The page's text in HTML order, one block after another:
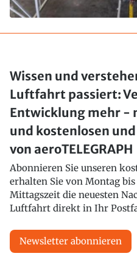
Wissen und
Luftfahrt passiert:
Entwicklung mehr -
und kostenlosen
von aeroTELEGRAPH
Abonnieren Sie unseren
erhalten Sie von Montag
Mittagszeit die neuesten
Luftfahrt direkt in Ihr
Newsletter abonnieren